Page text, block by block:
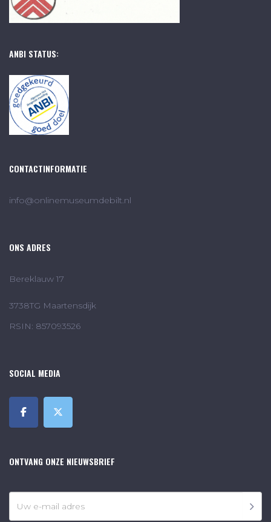
ANBI STATUS:
CONTACTINFORMATIE
info@onlinemuseumdebilt.nl
ONS ADRES
Bereklauw 17
3738TG Maartensdijk
RSIN: 857093526
SOCIAL MEDIA
ONTVANG ONZE NIEUWSBRIEF